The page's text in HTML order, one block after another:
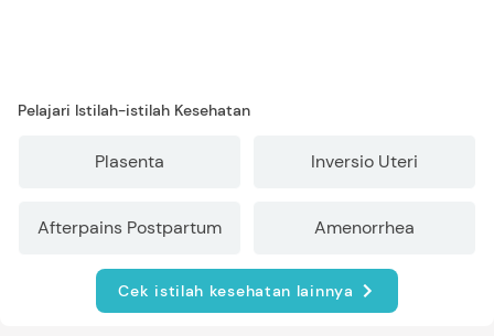
Pelajari Istilah-istilah Kesehatan
Plasenta Inversio Uteri
Afterpains Postpartum Amenorrhea
Cek istilah kesehatan lainnya